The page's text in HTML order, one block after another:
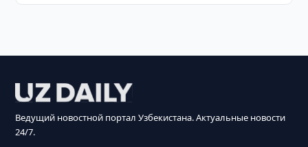
Ведущий новостной портал Узбекистана. Актуальные новости
24/7.